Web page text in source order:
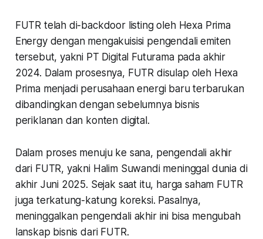
FUTR telah di-backdoor listing oleh Hexa Prima
Energy dengan mengakuisisi pengendali emiten
tersebut, yakni PT Digital Futurama pada akhir
2024. Dalam prosesnya, FUTR disulap oleh Hexa
Prima menjadi perusahaan energi baru terbarukan
dibandingkan dengan sebelumnya bisnis
periklanan dan konten digital.
Dalam proses menuju ke sana, pengendali akhir
dari FUTR, yakni Halim Suwandi meninggal dunia di
akhir Juni 2025. Sejak saat itu, harga saham FUTR
juga terkatung-katung koreksi. Pasalnya,
meninggalkan pengendali akhir ini bisa mengubah
lanskap bisnis dari FUTR.